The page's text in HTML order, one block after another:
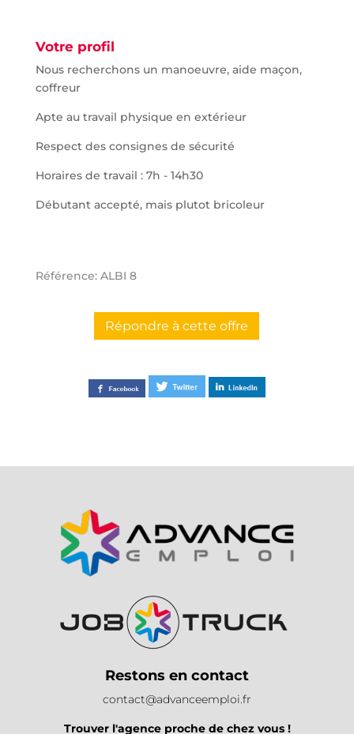
Votre profil
Nous recherchons un manoeuvre, aide maçon,
coffreur
Apte au travail physique en extérieur
Respect des consignes de sécurité
Horaires de travail : 7h - 14h30
Débutant accepté, mais plutot bricoleur
Référence: ALBI 8
Répondre à cette offre
Restons en contact
contact@advanceemploi.fr
Trouver l'agence proche de chez vous !